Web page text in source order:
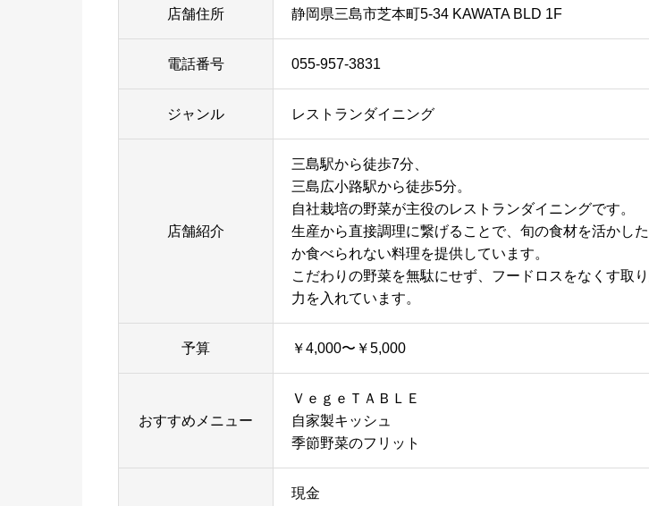
店舗住所 静岡県三島市芝本町5-34 KAWATA BLD 1F
電話番号 055-957-3831
ジャンル レストランダイニング
店舗紹介
三島駅から徒歩7分、
三島広小路駅から徒歩5分。
自社栽培の野菜が主役のレストランダイニングです。
生産から直接調理に繋げることで、旬の食材を活かし
か食べられない料理を提供しています。
こだわりの野菜を無駄にせず、フードロスをなくす取
力を入れています。
予算 ￥4,000〜￥5,000
おすすめメニュー
ＶｅｇｅＴＡＢＬＥ
自家製キッシュ
季節野菜のフリット
現金